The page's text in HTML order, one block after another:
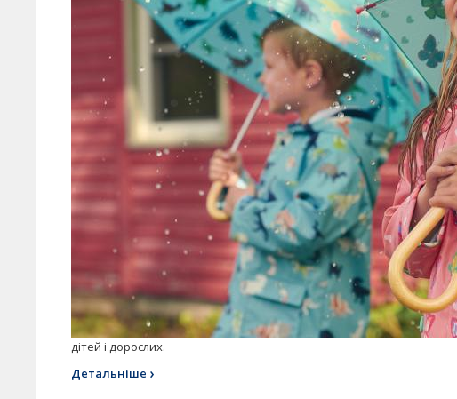
дітей і дорослих.
Детальніше ›